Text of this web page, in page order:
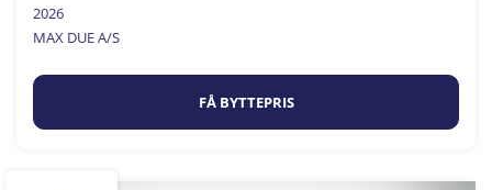
2026
MAX DUE A/S
FÅ BYTTEPRIS